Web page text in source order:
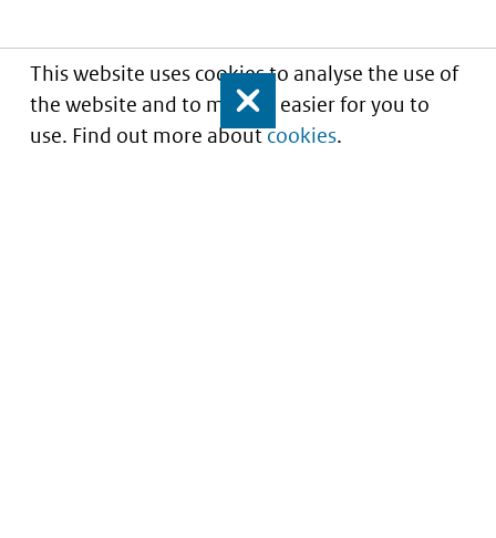
This website uses cookies to analyse the use of
the website and to make it easier for you to
use. Find out more aboutcookies.
Close